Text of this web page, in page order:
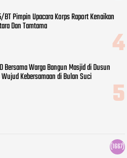
BT Pimpin Upacara Korps Raport Kenaikan
Dan Tamtama
Bersama Warga Bangun Masjid di Dusun
Kebersamaan di Bulan Suci
(1667)